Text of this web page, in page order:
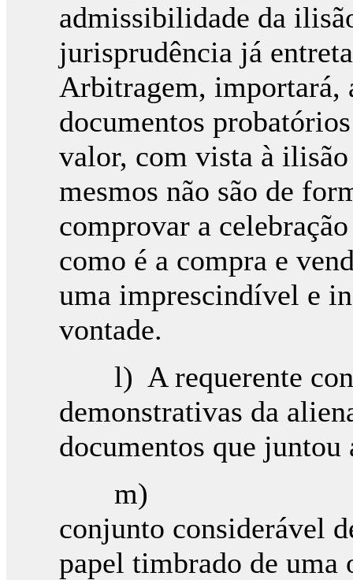
admissibilidade da
jurisprudência já
Arbitragem, importará,
documentos
valor, com vista à
mesmos não são de
comprovar a
como é a compra e
uma imprescindível e
vontade.
l) A requerente
demonstrativas da
documentos que juntou
m)
conjunto considerável
papel timbrado de uma